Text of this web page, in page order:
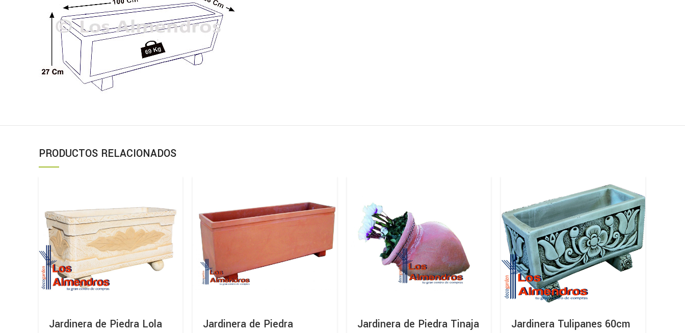
PRODUCTOS RELACIONADOS
Jardinera de Piedra Lola
Jardinera de Piedra
Jardinera de Piedra Tinaja
Jardinera Tulipanes 60cm